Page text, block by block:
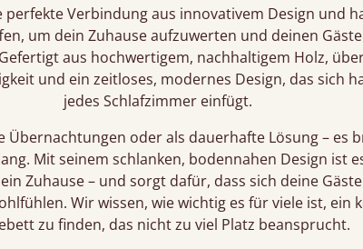
perfekte Verbindung aus innovativem Design und
um dein Zuhause aufzuwerten und deinen
aus hochwertigem, nachhaltigem Holz,
und ein zeitloses, modernes Design, das sich
jedes Schlafzimmer einfügt.
Übernachtungen oder als dauerhafte Lösung – es
Mit seinem schlanken, bodennahen Design ist
Zuhause – und sorgt dafür, dass sich deine
Wir wissen, wie wichtig es für viele ist, ein
zu finden, das nicht zu viel Platz beansprucht.